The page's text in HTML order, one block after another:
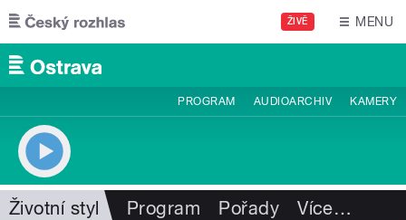
Přejít k hlavnímu obsahu
ŽIVĚ MENU
PROGRAM AUDIOARCHIV KAMERY
Životní styl Program Pořady Více…